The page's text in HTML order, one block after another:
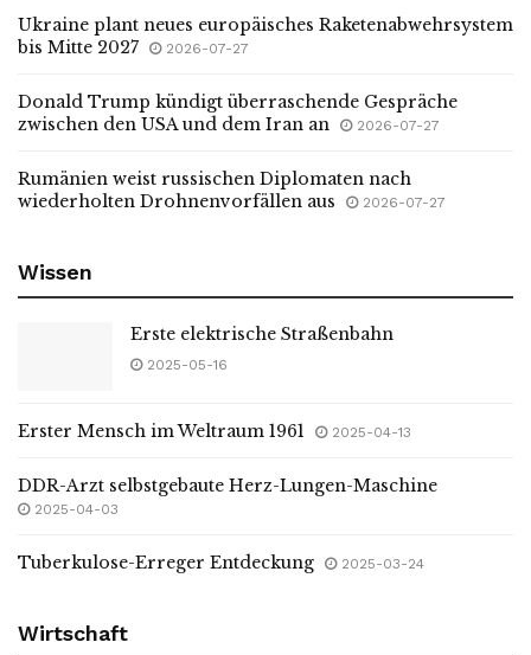
Ukraine plant neues europäisches Raketenabwehrsystem
bis Mitte 2027
2026-07-27
Donald Trump kündigt überraschende Gespräche
zwischen den USA und dem Iran an
2026-07-27
Rumänien weist russischen Diplomaten nach
wiederholten Drohnenvorfällen aus
2026-07-27
Wissen
Erste elektrische Straßenbahn
2025-05-16
Erster Mensch im Weltraum 1961 2025-04-13
DDR-Arzt selbstgebaute Herz-Lungen-Maschine
2025-04-03
Tuberkulose-Erreger Entdeckung 2025-03-24
Wirtschaft